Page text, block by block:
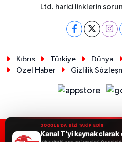
Ltd. harici linklerin
Kıbrıs Türkiye Dünya
Özel Haber
Gizlilik
RSS Copyright ©
GOOGLE'DA BİZİ TAKİP EDİN
Kanal T 'yi kaynak olarak